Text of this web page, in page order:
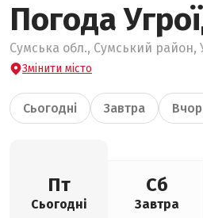
Погода
Сумська обл., Сумський район,
Змінити місто
Сьогодні Завтра
Пт
Сьогодні
Сб
Завтра